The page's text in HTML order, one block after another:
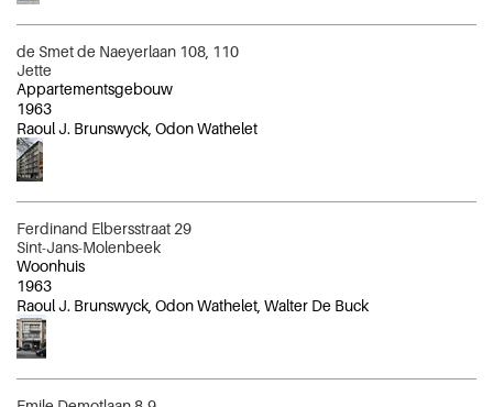
de Smet de Naeyerlaan 108, 110
Jette
Appartementsgebouw
1963
Raoul J. Brunswyck, Odon Wathelet
Ferdinand Elbersstraat 29
Sint-Jans-Molenbeek
Woonhuis
1963
Raoul J. Brunswyck, Odon Wathelet, Walter De Buck